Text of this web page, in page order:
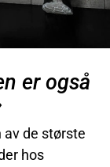
er også
av de største
hos